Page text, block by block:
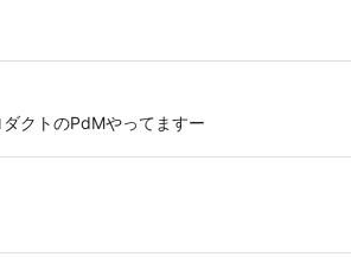
クトのPdMやってますー